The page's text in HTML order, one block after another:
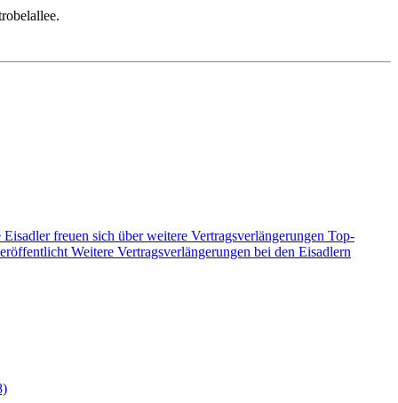
Eisadler freuen sich über weitere Vertragsverlängerungen Top-
Weitere Vertragsverlängerungen bei den Eisadlern